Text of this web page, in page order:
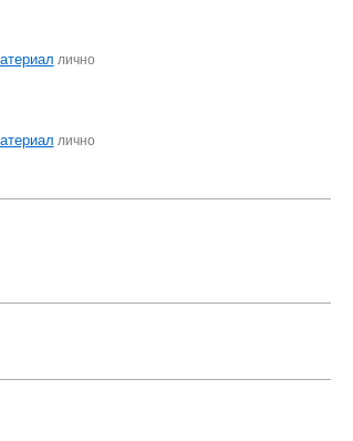
лично
лично